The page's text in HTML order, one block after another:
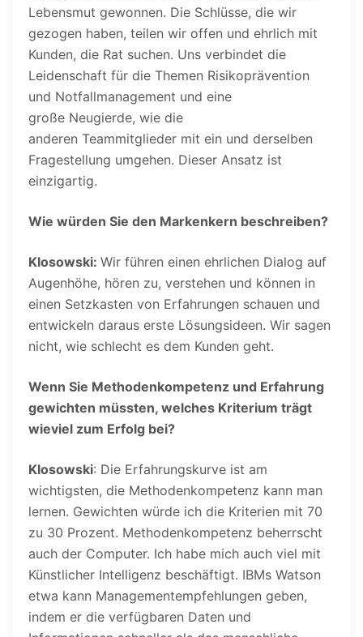
Lebensmut gewonnen. Die Schlüsse, die wir
gezogen haben, teilen wir offen und ehrlich mit
Kunden, die Rat suchen. Uns verbindet die
Leidenschaft für die Themen Risikoprävention
und Notfallmanagement und eine
große Neugierde, wie die
anderen Teammitglieder mit ein und derselben
Fragestellung umgehen. Dieser Ansatz ist
einzigartig.
Wie würden Sie den Markenkern beschreiben?
Klosowski: Wir führen einen ehrlichen Dialog auf
Augenhöhe, hören zu, verstehen und können in
einen Setzkasten von Erfahrungen schauen und
entwickeln daraus erste Lösungsideen. Wir sagen
nicht, wie schlecht es dem Kunden geht.
Wenn Sie Methodenkompetenz und Erfahrung
gewichten müssten, welches Kriterium trägt
wieviel zum Erfolg bei?
Klosowski: Die Erfahrungskurve ist am
wichtigsten, die Methodenkompetenz kann man
lernen. Gewichten würde ich die Kriterien mit 70
zu 30 Prozent. Methodenkompetenz beherrscht
auch der Computer. Ich habe mich auch viel mit
Künstlicher Intelligenz beschäftigt. IBMs Watson
etwa kann Managementempfehlungen geben,
indem er die verfügbaren Daten und